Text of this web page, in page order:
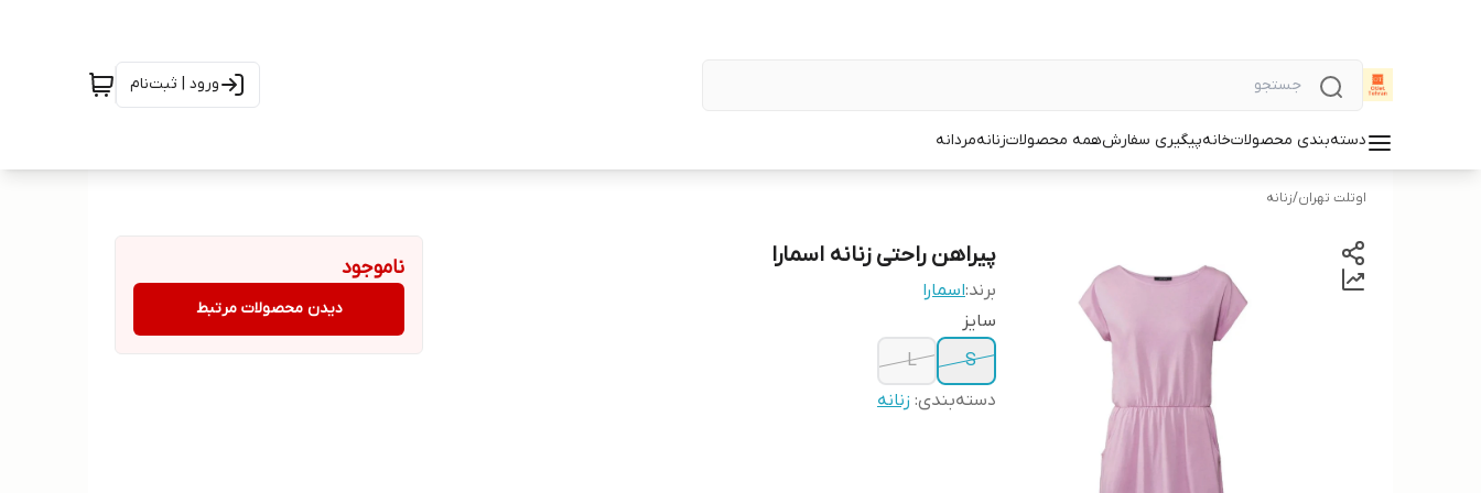
ورود | ثبت‌نام
دسته‌بندی محصولاتخانهپیگیری سفارشهمه محصولاتزنانهمردانه
اوتلت تهران/زنانه
پیراهن راحتی زنانه اسمارا
برند:اسمارا
سایز
S
L
دسته‌بندی: زنانه
ناموجود
دیدن محصولات مرتبط